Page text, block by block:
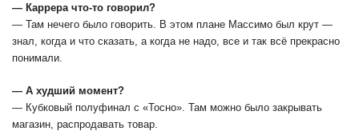
― Каррера что-то говорил?
― Там нечего было говорить. В этом плане Массимо был крут ―
знал, когда и что сказать, а когда не надо, все и так всё прекрасно
понимали.
― А худший момент?
― Кубковый полуфинал с «Тосно». Там можно было закрывать
магазин, распродавать товар.